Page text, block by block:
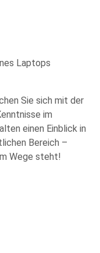
Sie sich mit der
im
einen Einblick in
Bereich –
Wege steht!